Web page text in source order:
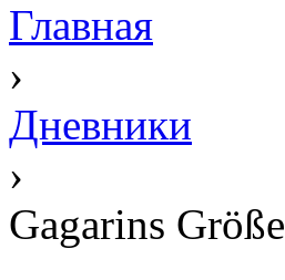
Главная
›
Дневники
›
Gagarins